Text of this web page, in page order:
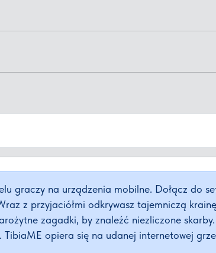
graczy na urządzenia mobilne. Dołącz do
z przyjaciółmi odkrywasz tajemniczą
zagadki, by znaleźć niezliczone
TibiaME opiera się na udanej internetowej